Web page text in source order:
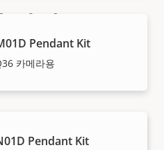
Pendant Kit
카메라용
Pendant Kit
방법
Axis 솔루션 및 개별 제품을
설치해 드립니다.